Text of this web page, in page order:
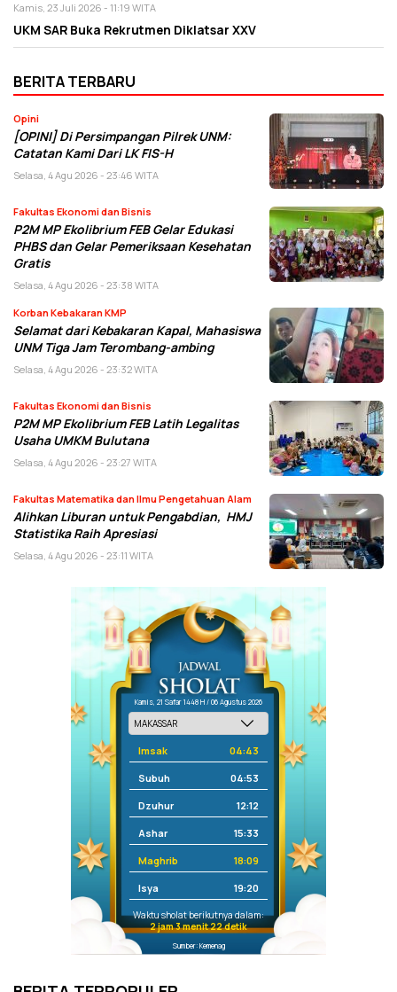
Kamis, 23 Juli 2026 - 11:19 WITA
UKM SAR Buka Rekrutmen Diklatsar XXV
BERITA TERBARU
Opini
[OPINI] Di Persimpangan Pilrek UNM:
Catatan Kami Dari LK FIS-H
Selasa, 4 Agu 2026 - 23:46 WITA
Fakultas Ekonomi dan Bisnis
P2M MP Ekolibrium FEB Gelar Edukasi
PHBS dan Gelar Pemeriksaan Kesehatan
Gratis
Selasa, 4 Agu 2026 - 23:38 WITA
Korban Kebakaran KMP
Selamat dari Kebakaran Kapal, Mahasiswa
UNM Tiga Jam Terombang-ambing
Selasa, 4 Agu 2026 - 23:32 WITA
Fakultas Ekonomi dan Bisnis
P2M MP Ekolibrium FEB Latih Legalitas
Usaha UMKM Bulutana
Selasa, 4 Agu 2026 - 23:27 WITA
Fakultas Matematika dan Ilmu Pengetahuan Alam
Alihkan Liburan untuk Pengabdian, HMJ
Statistika Raih Apresiasi
Selasa, 4 Agu 2026 - 23:11 WITA
Kamis, 21 Safar 1448 H / 06 Agustus 2026
Imsak 04:43
Subuh 04:53
Dzuhur 12:12
Ashar 15:33
Maghrib 18:09
Isya 19:20
Waktu sholat berikutnya dalam:
2 jam 3 menit 22 detik
Sumber: Kemenag